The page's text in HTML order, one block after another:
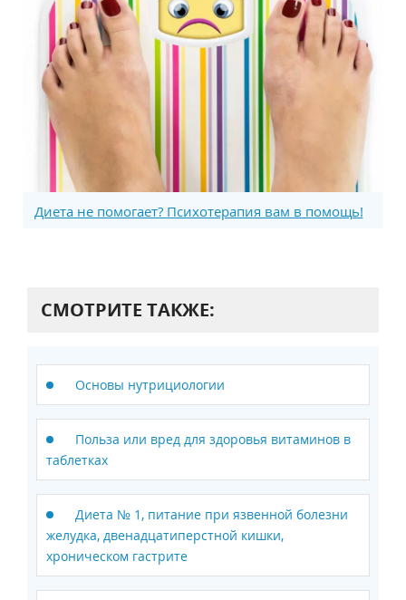
Диета не помогает? Психотерапия вам в помощь!
СМОТРИТЕ ТАКЖЕ:
Основы нутрициологии
Польза или вред для здоровья витаминов в
таблетках
Диета № 1, питание при язвенной болезни
желудка, двенадцатиперстной кишки,
хроническом гастрите